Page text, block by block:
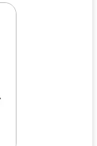
để tự động hóa